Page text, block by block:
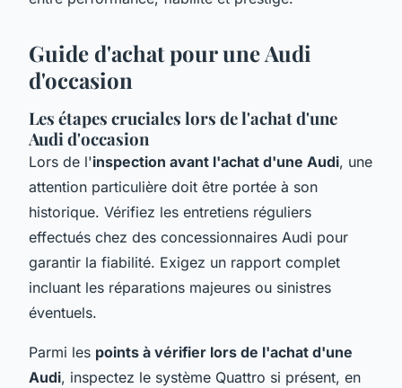
Guide d'achat pour une Audi
d'occasion
Les étapes cruciales lors de l'achat d'une
Audi d'occasion
Lors de l'inspection avant l'achat d'une Audi, une
attention particulière doit être portée à son
historique. Vérifiez les entretiens réguliers
effectués chez des concessionnaires Audi pour
garantir la fiabilité. Exigez un rapport complet
incluant les réparations majeures ou sinistres
éventuels.
Parmi les points à vérifier lors de l'achat d'une
Audi, inspectez le système Quattro si présent, en